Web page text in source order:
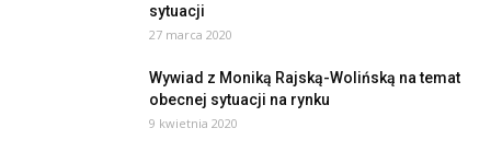
sytuacji
27 marca 2020
Wywiad z Moniką Rajską-Wolińską na temat
obecnej sytuacji na rynku
9 kwietnia 2020